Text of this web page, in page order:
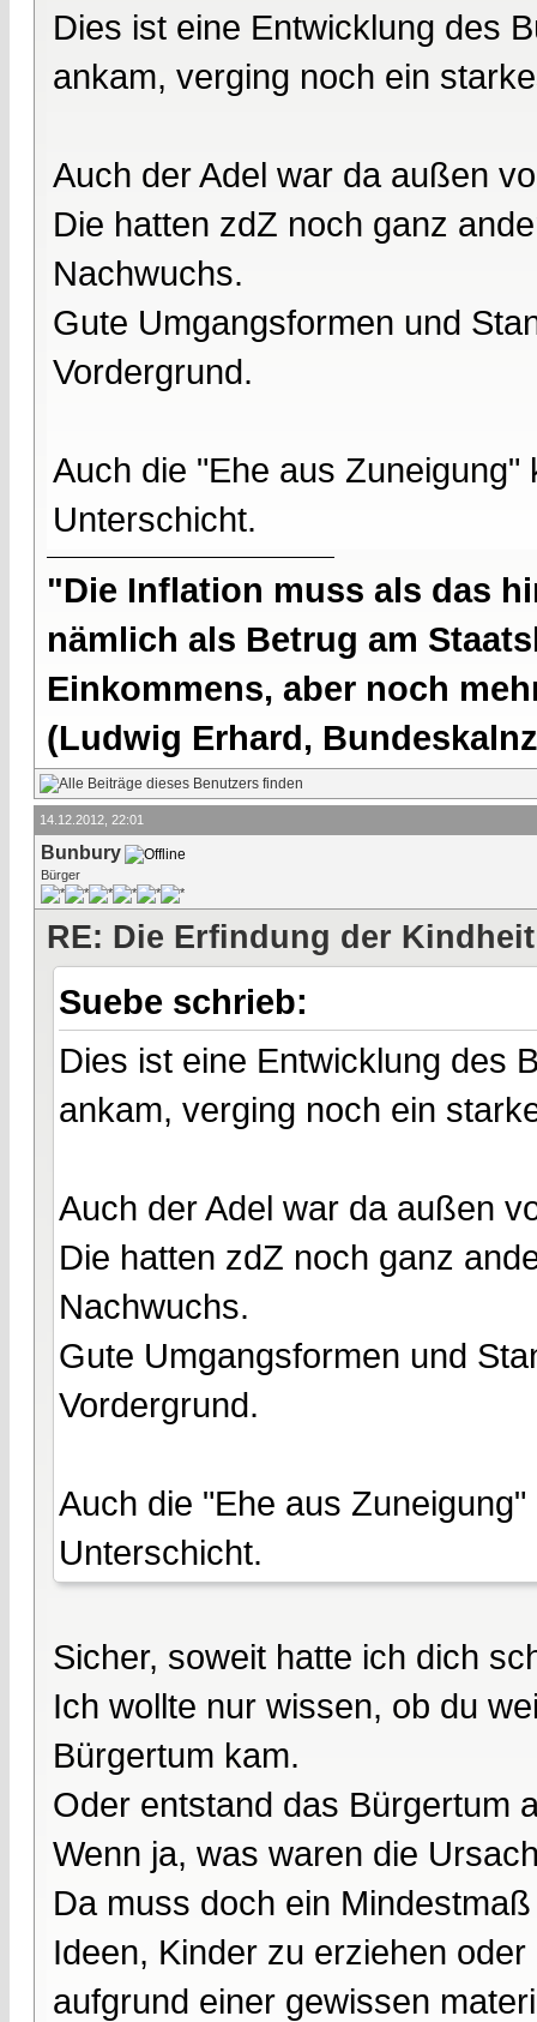
Dies ist eine Entwicklung des
ankam, verging noch ein
Auch der Adel war da außen
Die hatten zdZ noch ganz
Nachwuchs.
Gute Umgangsformen und
Vordergrund.
Auch die "Ehe aus
Unterschicht.
"Die Inflation muss als das
nämlich als Betrug am
Einkommens, aber noch
(Ludwig Erhard,
14.12.2012, 22:01
Bunbury
Bürger
RE: Die Erfindung der Kindheit
Suebe schrieb:
Dies ist eine Entwicklung des
ankam, verging noch ein
Auch der Adel war da außen
Die hatten zdZ noch ganz
Nachwuchs.
Gute Umgangsformen und
Vordergrund.
Auch die "Ehe aus
Unterschicht.
Sicher, soweit hatte ich dich
Ich wollte nur wissen, ob du
Bürgertum kam.
Oder entstand das Bürgertum
Wenn ja, was waren die
Da muss doch ein
Ideen, Kinder zu erziehen
aufgrund einer gewissen